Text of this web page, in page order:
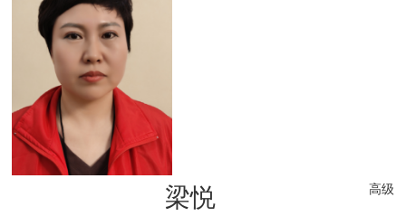
梁悦 高级